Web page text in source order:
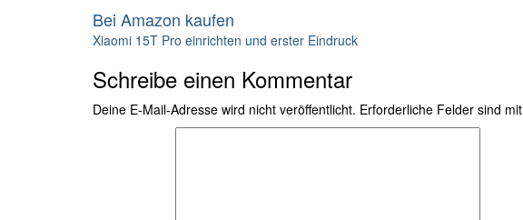
Bei Amazon kaufen
Xiaomi 15T Pro einrichten und erster Eindruck
Schreibe einen Kommentar
Deine E-Mail-Adresse wird nicht veröffentlicht. Erforderliche Felder sind mit